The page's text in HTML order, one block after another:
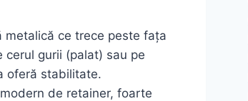
metalică ce trece peste fața
gurii (palat) sau pe
oferă stabilitate.
de retainer, foarte